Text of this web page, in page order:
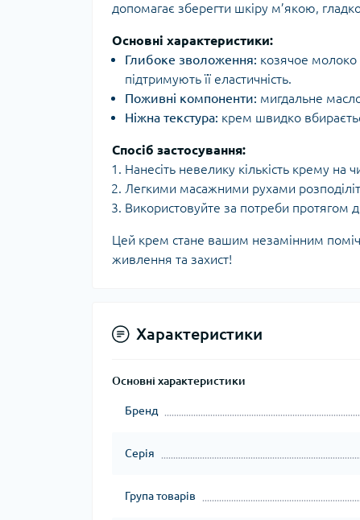
допомагає зберегти шкіру м’якою,
Основні характеристики:
Глибоке зволоження: козячое молоко
підтримують її еластичність.
Поживні компоненти: мигдальне
Ніжна текстура: крем швидко
Спосіб застосування:
Нанесіть невелику кількість крему на
Легкими масажними рухами
Використовуйте за потреби протягом
Цей крем стане вашим незамінним
живлення та захист!
Характеристики
Основні характеристики
Бренд
Серія
Група товарів